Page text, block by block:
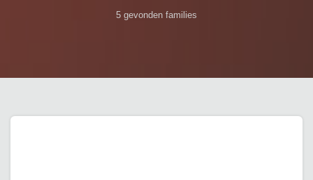
5 gevonden families